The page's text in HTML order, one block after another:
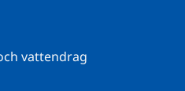
vattendrag